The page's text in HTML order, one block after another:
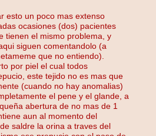
esto un poco mas extenso
ocasiones (dos) pacientes
tienen el mismo problema, y
siguen comentandolo (a
que no entiendo).
por piel el cual todos
este tejido no es mas que
(cuando no hay anomalias)
el pene y el glande, a
abertura de no mas de 1
aun al momento del
saldre la orina a traves del